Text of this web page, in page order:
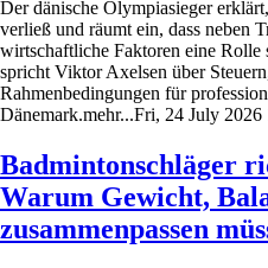
Der dänische Olympiasieger
verließ und räumt ein, dass neben
wirtschaftliche Faktoren eine Rolle
spricht Viktor Axelsen über
Rahmenbedingungen für
Dänemark.mehr...Fri, 24 July 2026
Badmintonschläger
Warum Gewicht,
zusammenpassen